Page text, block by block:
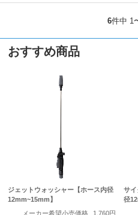
6件中 1
おすすめ商品
ジェットウォッシャー【ホース内径
12mm~15mm】
メーカー希望小売価格
1,760円
サ
径